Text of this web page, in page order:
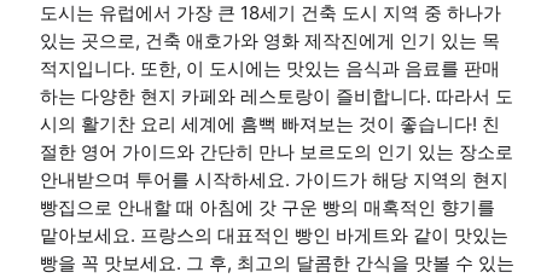
도시는 유럽에서 가장 큰 18세기 건축 도시 지역 중 하나가
있는 곳으로, 건축 애호가와 영화 제작진에게 인기 있는 목
적지입니다. 또한, 이 도시에는 맛있는 음식과 음료를 판매
하는 다양한 현지 카페와 레스토랑이 즐비합니다. 따라서 도
시의 활기찬 요리 세계에 흠뻑 빠져보는 것이 좋습니다! 친
절한 영어 가이드와 간단히 만나 보르도의 인기 있는 장소로
안내받으며 투어를 시작하세요. 가이드가 해당 지역의 현지
빵집으로 안내할 때 아침에 갓 구운 빵의 매혹적인 향기를
맡아보세요. 프랑스의 대표적인 빵인 바게트와 같이 맛있는
빵을 꼭 맛보세요. 그 후, 최고의 달콤한 간식을 맛볼 수 있는